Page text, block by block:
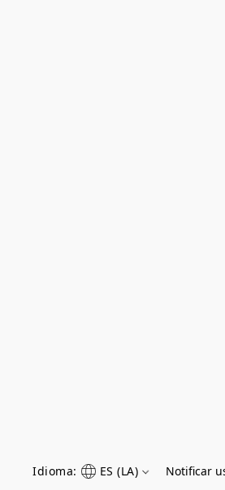
Idioma: ES (LA) Notificar